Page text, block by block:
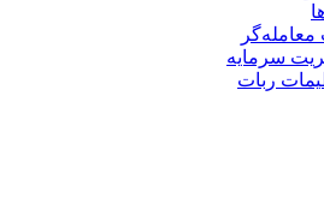
سرمایه
ربات